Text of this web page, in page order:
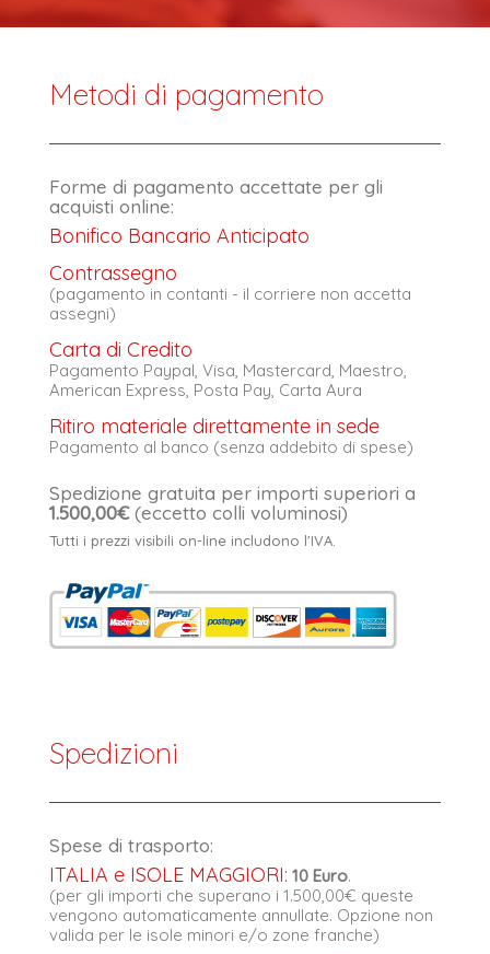
Metodi di pagamento
Forme di pagamento accettate per gli
acquisti online:
Bonifico Bancario Anticipato
Contrassegno
(pagamento in contanti - il corriere non accetta
assegni)
Carta di Credito
Pagamento Paypal, Visa, Mastercard, Maestro,
American Express, Posta Pay, Carta Aura
Ritiro materiale direttamente in sede
Pagamento al banco (senza addebito di spese)
Spedizione gratuita per importi superiori a
1.500,00€(eccetto colli voluminosi)
Tutti i prezzi visibili on-line includono l'IVA.
Spedizioni
Spese di trasporto:
ITALIA e ISOLE MAGGIORI: 10 Euro.
(per gli importi che superano i 1.500,00€ queste
vengono automaticamente annullate. Opzione non
valida per le isole minori e/o zone franche)